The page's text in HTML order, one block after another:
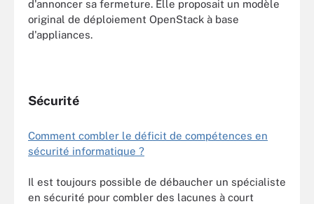
d'annoncer sa fermeture. Elle proposait un modèle
original de déploiement OpenStack à base
d'appliances.
Sécurité
Comment combler le déficit de compétences en
sécurité informatique ?
Il est toujours possible de débaucher un spécialiste
en sécurité pour combler des lacunes à court